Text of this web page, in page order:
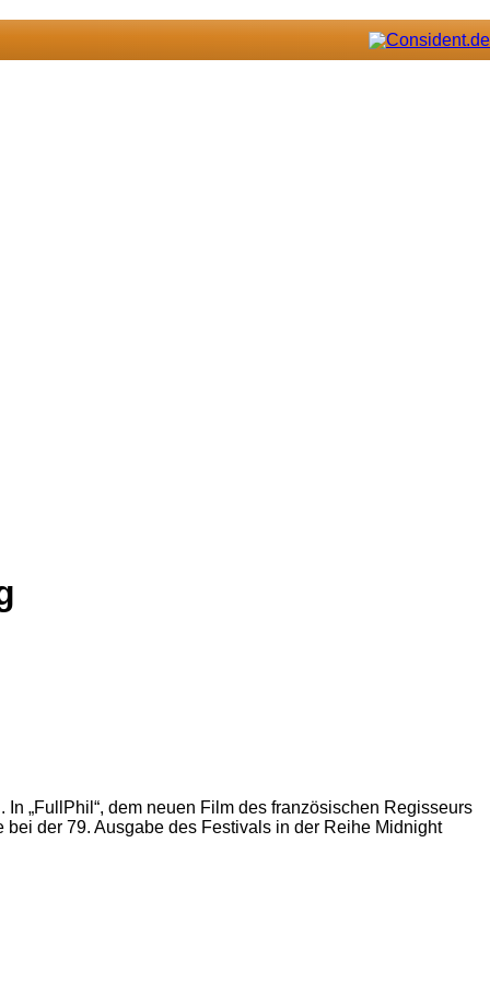
„FullPhil“, dem neuen Film des französischen Regisseurs
der 79. Ausgabe des Festivals in der Reihe Midnight